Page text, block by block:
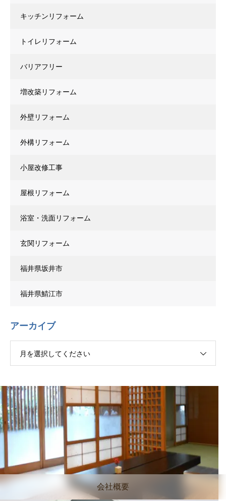
キッチンリフォーム
トイレリフォーム
バリアフリー
増改築リフォーム
外壁リフォーム
外構リフォーム
小屋改修工事
屋根リフォーム
浴室・洗面リフォーム
玄関リフォーム
福井県坂井市
福井県鯖江市
アーカイブ
月を選択してください
会社概要